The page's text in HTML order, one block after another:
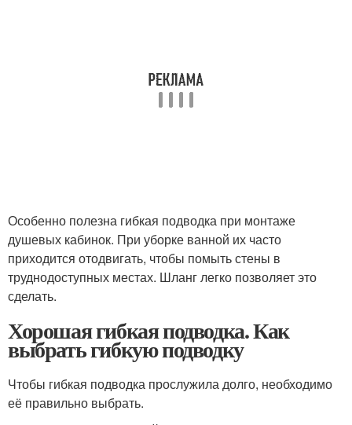
Особенно полезна гибкая подводка при монтаже
душевых кабинок. При уборке ванной их часто
приходится отодвигать, чтобы помыть стены в
труднодоступных местах. Шланг легко позволяет это
сделать.
Хорошая гибкая подводка. Как
выбрать гибкую подводку
Чтобы гибкая подводка прослужила долго, необходимо
её правильно выбрать.